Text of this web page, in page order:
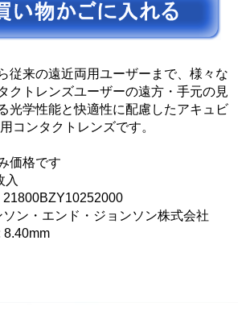
従来の遠近両用ユーザーまで、様々な
クトレンズユーザーの遠方・手元の見
光学性能と快適性に配慮したアキュビ
コンタクトレンズです。
価格です
入
21800BZY10252000
ン・エンド・ジョンソン株式会社
8.40mm